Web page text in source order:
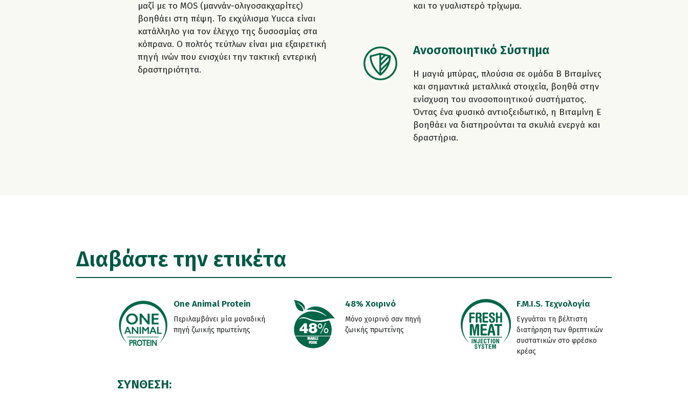
μαζί με το MOS (μαννάν-ολιγοσακχαρίτες)
βοηθάει στη πέψη. Το εκχύλισμα Yucca είναι
κατάλληλο για τον έλεγχο της δυσοσμίας στα
κόπρανα. Ο πολτός τεύτλων είναι μια εξαιρετική
πηγή ινών που ενισχύει την τακτική εντερική
δραστηριότητα.
και το γυαλιστερό τρίχωμα.
Ανοσοποιητικό Σύστημα
Η μαγιά μπύρας, πλούσια σε ομάδα Β Βιταμίνες
και σημαντικά μεταλλικά στοιχεία, βοηθά στην
ενίσχυση του ανοσοποιητικού συστήματος.
Όντας ένα φυσικό αντιοξειδωτικό, η Βιταμίνη Ε
βοηθάει να διατηρούνται τα σκυλιά ενεργά και
δραστήρια.
Διαβάστε την ετικέτα
One Animal Protein
Περιλαμβάνει μία μοναδική
πηγή ζωικής πρωτεΐνης
48% Χοιρινό
Μόνο χοιρινό σαν πηγή
ζωικής πρωτεΐνης
F.M.I.S. Τεχνολογία
Εγγυάται τη βέλτιστη
διατήρηση των θρεπτικών
συστατικών στο φρέσκο
κρέας
ΣΥΝΘΕΣΗ: